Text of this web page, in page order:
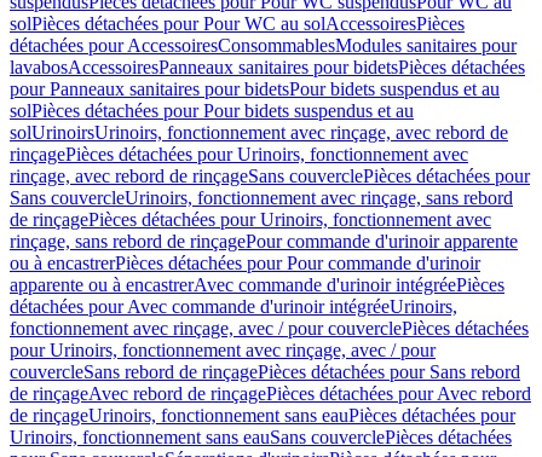
solPièces détachées pour Pour WC au solAccessoiresPièces
détachées pour AccessoiresConsommablesModules sanitaires pour
lavabosAccessoiresPanneaux sanitaires pour bidetsPièces détachées
pour Panneaux sanitaires pour bidetsPour bidets suspendus et au
solPièces détachées pour Pour bidets suspendus et au
solUrinoirsUrinoirs, fonctionnement avec rinçage, avec rebord de
rinçagePièces détachées pour Urinoirs, fonctionnement avec
rinçage, avec rebord de rinçageSans couverclePièces détachées pour
Sans couvercleUrinoirs, fonctionnement avec rinçage, sans rebord
de rinçagePièces détachées pour Urinoirs, fonctionnement avec
rinçage, sans rebord de rinçagePour commande d'urinoir apparente
ou à encastrerPièces détachées pour Pour commande d'urinoir
apparente ou à encastrerAvec commande d'urinoir intégréePièces
détachées pour Avec commande d'urinoir intégréeUrinoirs,
fonctionnement avec rinçage, avec / pour couverclePièces détachées
pour Urinoirs, fonctionnement avec rinçage, avec / pour
couvercleSans rebord de rinçagePièces détachées pour Sans rebord
de rinçageAvec rebord de rinçagePièces détachées pour Avec rebord
de rinçageUrinoirs, fonctionnement sans eauPièces détachées pour
Urinoirs, fonctionnement sans eauSans couverclePièces détachées